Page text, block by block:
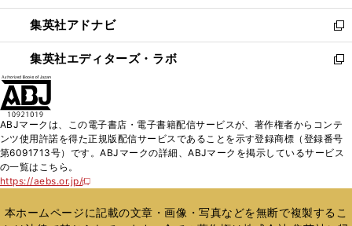
開
く
ウ
で
開
く
ン
ド
ウ
で
ウ
ィ
ン
ド
く
集英社アドナビ
新
し
い
ド
ウ
で
集英社エディターズ・ラボ
新
ィ
ン
ド
開
ABJマークは、この電子書店・電子書籍配信サービスが、著作権者からコンテ
ンツ使用許諾を得た正規版配信サービスであることを示す登録商標（登録番号
第6091713号）です。ABJマークの詳細、ABJマークを掲示しているサービス
の一覧はこちら。
https://aebs.or.jp/
新
い
ウ
本ホームページに記載の文章・画像・写真などを無断で複製するこ